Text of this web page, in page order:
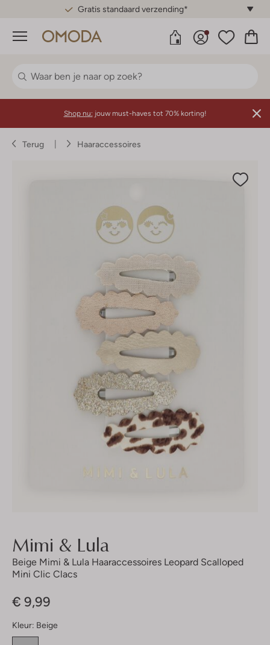
Gratis standaard verzending*
Menu
Shop nu: jouw must-haves tot 70% korting!
Terug Haaraccessoires
Mimi & Lula
Beige Mimi & Lula Haaraccessoires Leopard Scalloped
Mini Clic Clacs
€ 9,99
Kleur: Beige